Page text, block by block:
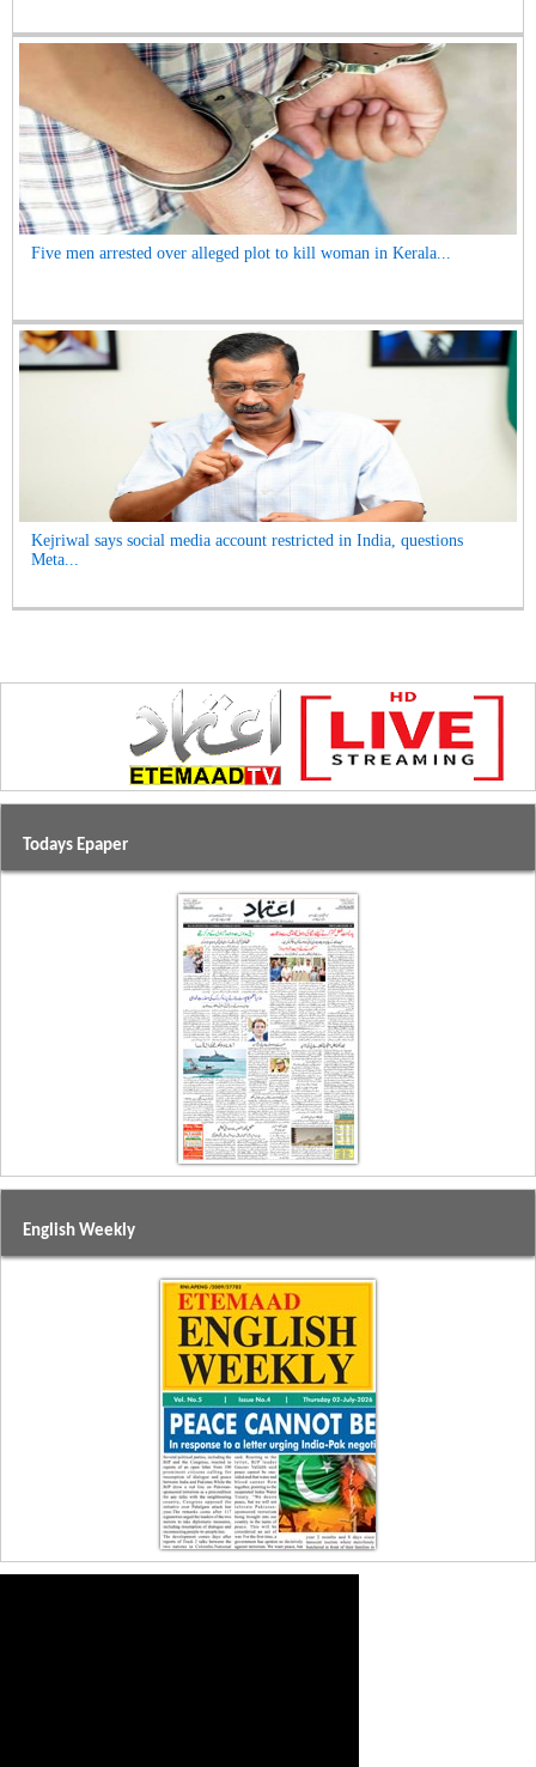
Five men arrested over alleged plot to kill woman in Kerala...
Kejriwal says social media account restricted in India, questions
Meta...
Todays Epaper
English Weekly